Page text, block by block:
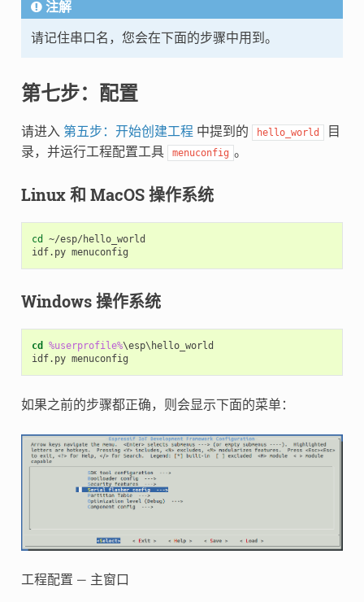
注解
请记住串口名，您会在下面的步骤中用到。
第七步：配置
请进入 第五步：开始创建工程 中提到的 hello_world
目
录，并运行工程配置工具
menuconfig 。
Linux 和 MacOS 操作系统
cd
~/esp/hello_world
Windows 操作系统
cd %userprofile%\esp\hello_world
如果之前的步骤都正确，则会显示下面的菜单：
工程配置 — 主窗口